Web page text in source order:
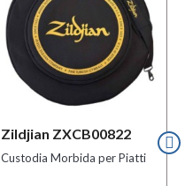
Zildjian ZXCB00822
Custodia Morbida per Piatti